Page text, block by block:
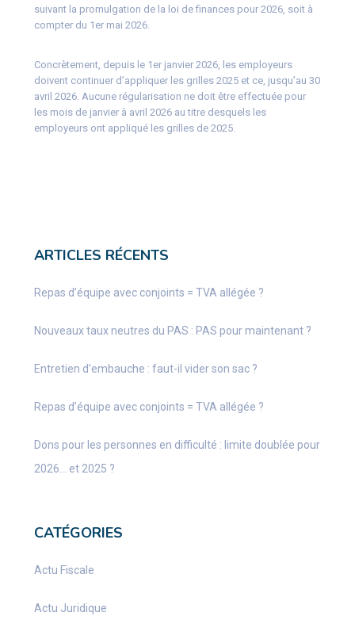
suivant la promulgation de la loi de finances pour 2026, soit à
compter du 1er mai 2026.
Concrètement, depuis le 1er janvier 2026, les employeurs
doivent continuer d’appliquer les grilles 2025 et ce, jusqu’au 30
avril 2026. Aucune régularisation ne doit être effectuée pour
les mois de janvier à avril 2026 au titre desquels les
employeurs ont appliqué les grilles de 2025.
ARTICLES RÉCENTS
Repas d’équipe avec conjoints = TVA allégée ?
Nouveaux taux neutres du PAS : PAS pour maintenant ?
Entretien d’embauche : faut-il vider son sac ?
Repas d’équipe avec conjoints = TVA allégée ?
Dons pour les personnes en difficulté : limite doublée pour
2026… et 2025 ?
CATÉGORIES
Actu Fiscale
Actu Juridique